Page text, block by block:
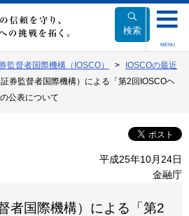
検索
MENU
監督者国際機構（IOSCO）
IOSCOの最近
証券監督者国際機構）による「第2回IOSCOヘ
公表について
平成25年10月24日
金融庁
者国際機構）による「第2